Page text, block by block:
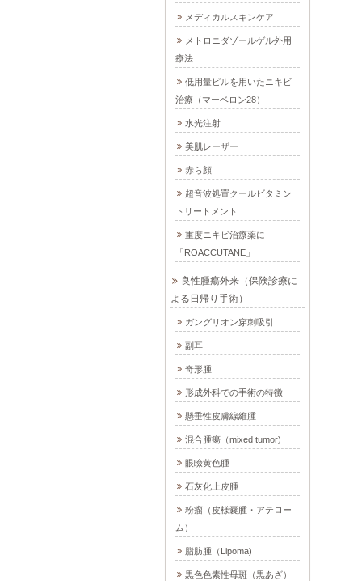
メディカルスキンケア
メトロニダゾールゲル外用
療法
低用量ピルを用いたニキビ
治療（マーベロン28）
水光注射
美肌レーザー
赤ら顔
超音波処置クールビタミン
トリートメント
重度ニキビ治療薬に
「ROACCUTANE」
良性腫瘍外来（保険診療に
よる日帰り手術）
ガングリオン穿刺吸引
副耳
奇形腫
形成外科での手術の特徴
懸垂性皮膚線維腫
混合腫瘍（mixed tumor)
眼瞼黄色腫
石灰化上皮腫
粉瘤（皮様嚢腫・アテロー
ム）
脂肪腫（Lipoma)
黒色色素性母斑（黒あざ）